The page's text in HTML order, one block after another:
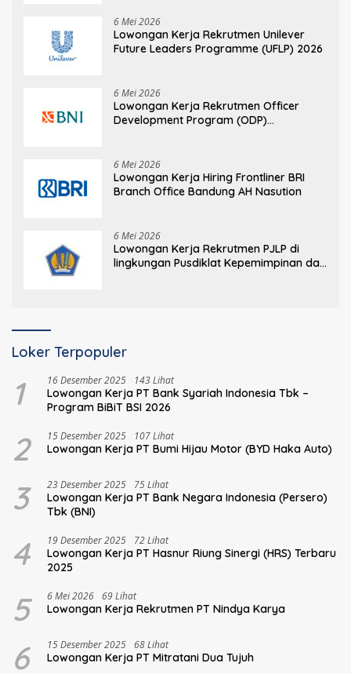
6 Mei 2026
Lowongan Kerja Rekrutmen Unilever
Future Leaders Programme (UFLP) 2026
6 Mei 2026
Lowongan Kerja Rekrutmen Officer
Development Program (ODP)
6 Mei 2026
Lowongan Kerja Hiring Frontliner BRI
Branch Office Bandung AH Nasution
6 Mei 2026
Lowongan Kerja Rekrutmen PJLP di
lingkungan Pusdiklat Kepemimpinan dan
Loker Terpopuler
1 16 Desember 2025 143 Lihat
Lowongan Kerja PT Bank Syariah Indonesia Tbk –
Program BiBiT BSI 2026
2 15 Desember 2025 107 Lihat
Lowongan Kerja PT Bumi Hijau Motor (BYD Haka Auto)
3 23 Desember 2025 75 Lihat
Lowongan Kerja PT Bank Negara Indonesia (Persero)
Tbk (BNI)
4 19 Desember 2025 72 Lihat
Lowongan Kerja PT Hasnur Riung Sinergi (HRS) Terbaru
2025
5 6 Mei 2026 69 Lihat
Lowongan Kerja Rekrutmen PT Nindya Karya
6 15 Desember 2025 68 Lihat
Lowongan Kerja PT Mitratani Dua Tujuh